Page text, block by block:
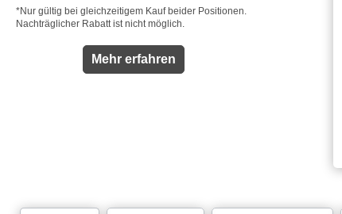
*Nur gültig bei gleichzeitigem Kauf beider Positionen.
Nachträglicher Rabatt ist nicht möglich.
Mehr erfahren